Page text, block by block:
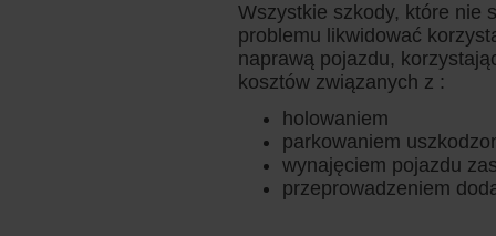
Wszystkie szkody, które nie
problemu likwidować
naprawą pojazdu,
kosztów związanych z :
holowaniem
parkowaniem
wynajęciem pojazdu
przeprowadzeniem